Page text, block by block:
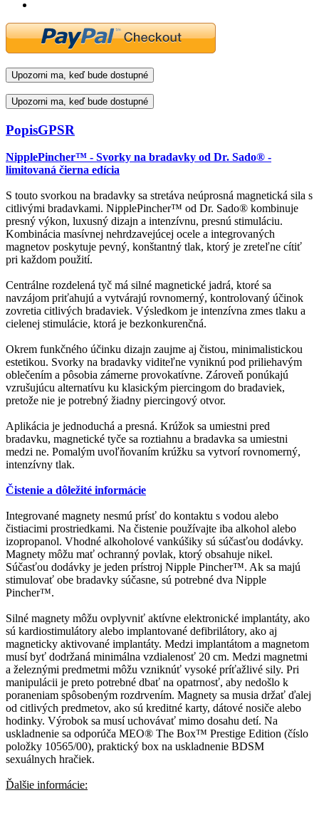
Upozorni ma, keď bude dostupné
Upozorni ma, keď bude dostupné
PopisGPSR
NipplePincher™ - Svorky na bradavky od Dr. Sado® -
limitovaná čierna edícia
S touto svorkou na bradavky sa stretáva neúprosná magnetická sila s
citlivými bradavkami. NipplePincher™ od Dr. Sado® kombinuje
presný výkon, luxusný dizajn a intenzívnu, presnú stimuláciu.
Kombinácia masívnej nehrdzavejúcej ocele a integrovaných
magnetov poskytuje pevný, konštantný tlak, ktorý je zreteľne cítiť
pri každom použití.
Centrálne rozdelená tyč má silné magnetické jadrá, ktoré sa
navzájom priťahujú a vytvárajú rovnomerný, kontrolovaný účinok
zovretia citlivých bradaviek. Výsledkom je intenzívna zmes tlaku a
cielenej stimulácie, ktorá je bezkonkurenčná.
Okrem funkčného účinku dizajn zaujme aj čistou, minimalistickou
estetikou. Svorky na bradavky viditeľne vyniknú pod priliehavým
oblečením a pôsobia zámerne provokatívne. Zároveň ponúkajú
vzrušujúcu alternatívu ku klasickým piercingom do bradaviek,
pretože nie je potrebný žiadny piercingový otvor.
Aplikácia je jednoduchá a presná. Krúžok sa umiestni pred
bradavku, magnetické tyče sa roztiahnu a bradavka sa umiestni
medzi ne. Pomalým uvoľňovaním krúžku sa vytvorí rovnomerný,
intenzívny tlak.
Čistenie a dôležité informácie
Integrované magnety nesmú prísť do kontaktu s vodou alebo
čistiacimi prostriedkami. Na čistenie používajte iba alkohol alebo
izopropanol. Vhodné alkoholové vankúšiky sú súčasťou dodávky.
Magnety môžu mať ochranný povlak, ktorý obsahuje nikel.
Súčasťou dodávky je jeden prístroj Nipple Pincher™. Ak sa majú
stimulovať obe bradavky súčasne, sú potrebné dva Nipple
Pincher™.
Silné magnety môžu ovplyvniť aktívne elektronické implantáty, ako
sú kardiostimulátory alebo implantované defibrilátory, ako aj
magneticky aktivované implantáty. Medzi implantátom a magnetom
musí byť dodržaná minimálna vzdialenosť 20 cm. Medzi magnetmi
a železnými predmetmi môžu vzniknúť vysoké príťažlivé sily. Pri
manipulácii je preto potrebné dbať na opatrnosť, aby nedošlo k
poraneniam spôsobeným rozdrvením. Magnety sa musia držať ďalej
od citlivých predmetov, ako sú kreditné karty, dátové nosiče alebo
hodinky. Výrobok sa musí uchovávať mimo dosahu detí. Na
uskladnenie sa odporúča MEO® The Box™ Prestige Edition (číslo
položky 10565/00), praktický box na uskladnenie BDSM
sexuálnych hračiek.
Ďalšie informácie: